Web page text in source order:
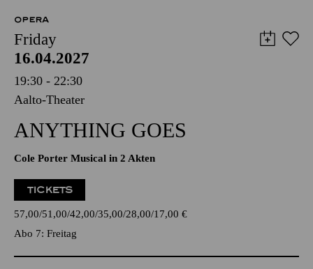
OPERA
Friday
16.04.2027
19:30 - 22:30
Aalto-Theater
ANYTHING GOES
Cole Porter Musical in 2 Akten
TICKETS
57,00 51,00 42,00 35,00 28,00 17,00 €
Abo 7: Freitag